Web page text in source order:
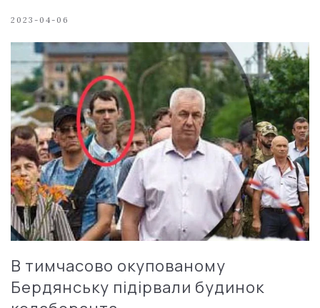
2023-04-06
В тимчасово окупованому
Бердянську підірвали будинок